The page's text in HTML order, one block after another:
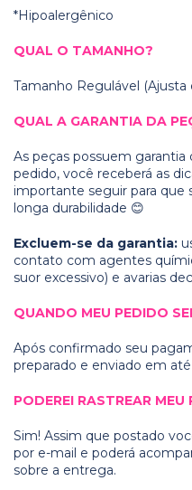
*Hipoalergênico
QUAL O TAMANHO?
Tamanho Regulável (Ajusta
QUAL A GARANTIA DA
As peças possuem
pedido, você receberá as
importante seguir para que
longa durabilidade 😊
Excluem-se da garantia:
contato com agentes
suor excessivo) e avarias
QUANDO MEU PEDIDO
Após confirmado seu
preparado e enviado em
PODEREI RASTREAR MEU
Sim! Assim que postado
por e-mail e poderá
sobre a entrega.